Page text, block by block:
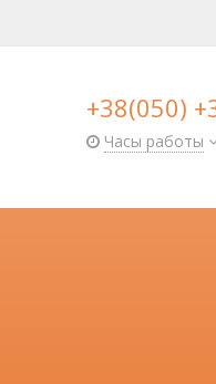
+38(050)
Часы работы